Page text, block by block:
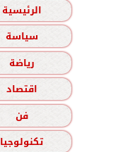
الرئيسية
سياسة
رياضة
اقتصاد
فن
تكنولوجيا